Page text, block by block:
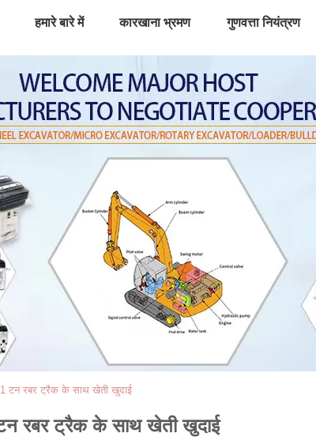
हमारे बारे में कारखाना भ्रमण गुणवत्ता नियंत्रण
1 टन रबर ट्रैक के साथ खेती खुदाई
रबर ट्रैक के साथ खेती खुदाई